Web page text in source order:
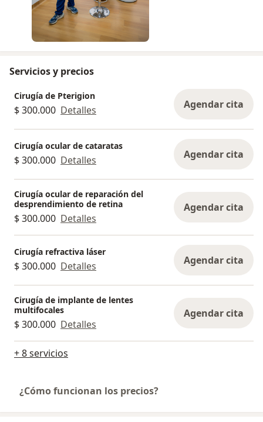
Servicios y precios
Cirugía de Pterigion
$ 300.000 Detalles Agendar cita
Cirugía ocular de cataratas
$ 300.000 Detalles Agendar cita
Cirugía ocular de reparación del
desprendimiento de retina
$ 300.000 Detalles
Agendar cita
Cirugía refractiva láser
$ 300.000 Detalles Agendar cita
Cirugía de implante de lentes
multifocales
$ 300.000 Detalles
Agendar cita
+ 8 servicios
¿Cómo funcionan los precios?